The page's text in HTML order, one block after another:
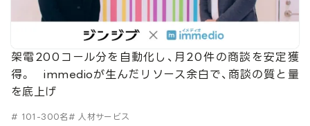
架電200コール分を自動化し、月20件の商談を安定獲
得。 immedioが生んだリソース余白で、商談の質と量
を底上げ
# 101-300名# 人材サービス